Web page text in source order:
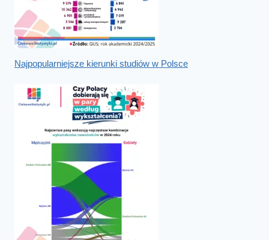
Najpopularniejsze kierunki studiów w Polsce